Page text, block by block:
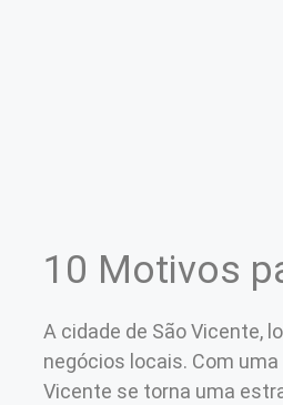
10 Motivos
A cidade de São Vicente,
negócios locais. Com
Vicente se torna uma